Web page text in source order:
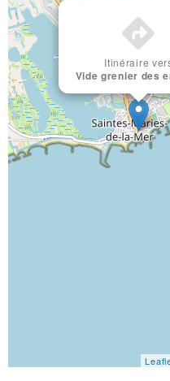
Itinéraire
Vide grenier des